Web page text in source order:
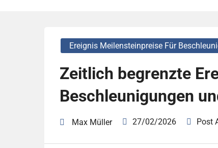
Ereignis Meilensteinpreise Für
Zeitlich begrenzte
Beschleunigungen
Max Müller 27/02/2026 Post